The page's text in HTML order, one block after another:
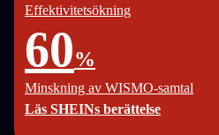
Effektivitetsökning
60%
Minskning av WISMO-samtal
Läs SHEINs berättelse